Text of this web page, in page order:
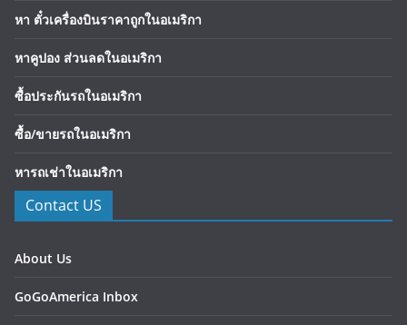
หา ตั๋วเครื่องบินราคาถูกในอเมริกา
หาคูปอง ส่วนลดในอเมริกา
ซื้อประกันรถในอเมริกา
ซื้อ/ขายรถในอเมริกา
หารถเช่าในอเมริกา
Contact US
About Us
GoGoAmerica Inbox